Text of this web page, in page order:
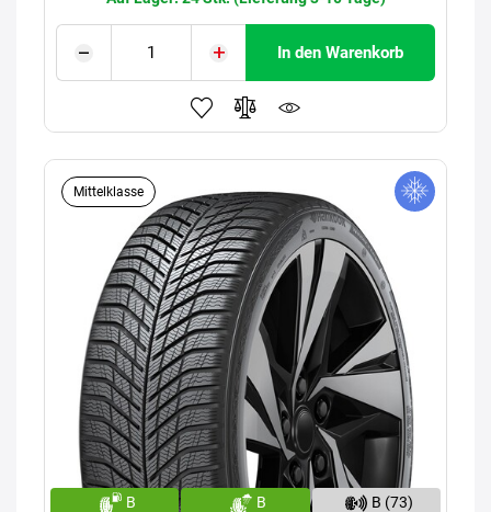
In den Warenkorb
Mittelklasse
B B B (73)